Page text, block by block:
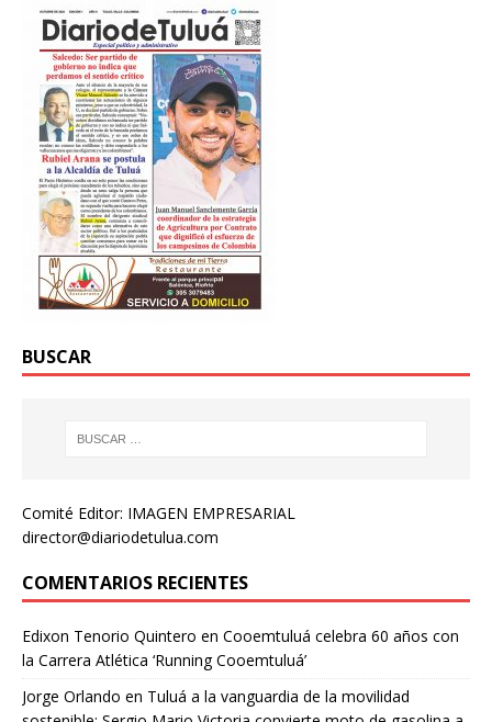
BUSCAR
Comité Editor: IMAGEN EMPRESARIAL
director@diariodetulua.com
COMENTARIOS RECIENTES
Edixon Tenorio Quintero en Cooemtuluá celebra 60 años con
la Carrera Atlética ‘Running Cooemtuluá’
Jorge Orlando en Tuluá a la vanguardia de la movilidad